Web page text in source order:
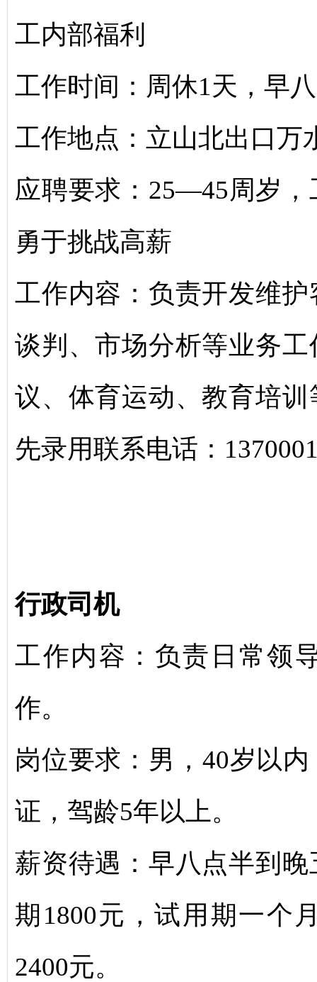
工内部福利
工作时间：周休1天，早
工作地点：立山北出口万
应聘要求：25—45周岁
勇于挑战高薪
工作内容：负责开发维
谈判、市场分析等业务
议、体育运动、教育培
先录用联系电话：
行政司机
工作内容：负责日常领
作。
岗位要求：男，40岁以
证，驾龄5年以上。
薪资待遇：早八点半到
期1800元，试用期一个
2400元。